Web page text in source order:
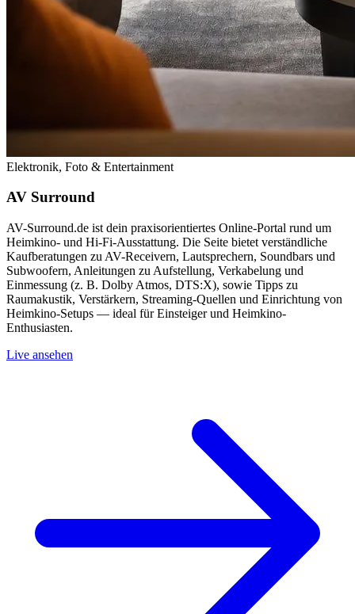
Elektronik, Foto & Entertainment
AV Surround
AV-Surround.de ist dein praxisorientiertes Online-Portal rund um
Heimkino- und Hi-Fi-Ausstattung. Die Seite bietet verständliche
Kaufberatungen zu AV-Receivern, Lautsprechern, Soundbars und
Subwoofern, Anleitungen zu Aufstellung, Verkabelung und
Einmessung (z. B. Dolby Atmos, DTS:X), sowie Tipps zu
Raumakustik, Verstärkern, Streaming-Quellen und Einrichtung von
Heimkino-Setups — ideal für Einsteiger und Heimkino-
Enthusiasten.
Live ansehen